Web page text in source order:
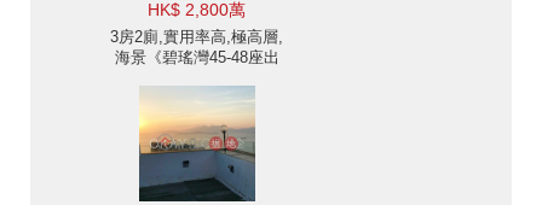
HK$ 2,800萬
3房2廁,實用率高,極高層,
海景《碧瑤灣45-48座出